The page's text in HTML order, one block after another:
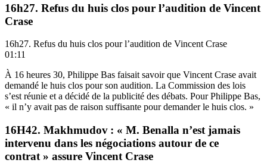
16h27. Refus du huis clos pour l’audition de Vincent
Crase
16h27. Refus du huis clos pour l’audition de Vincent Crase
01:11
À 16 heures 30, Philippe Bas faisait savoir que Vincent Crase avait
demandé le huis clos pour son audition. La Commission des lois
s’est réunie et a décidé de la publicité des débats. Pour Philippe Bas,
« il n’y avait pas de raison suffisante pour demander le huis clos. »
16H42. Makhmudov : « M. Benalla n’est jamais
intervenu dans les négociations autour de ce
contrat » assure Vincent Crase